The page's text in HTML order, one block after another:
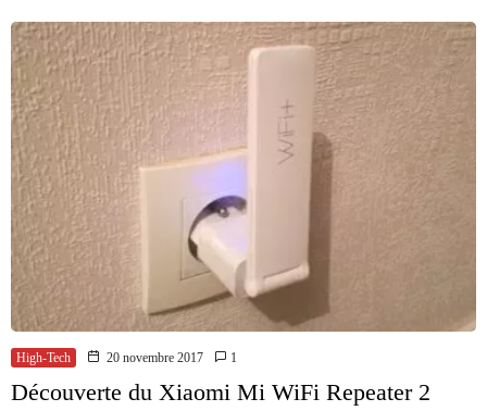
High-Tech 20 novembre 2017 1
Découverte du Xiaomi Mi WiFi Repeater 2